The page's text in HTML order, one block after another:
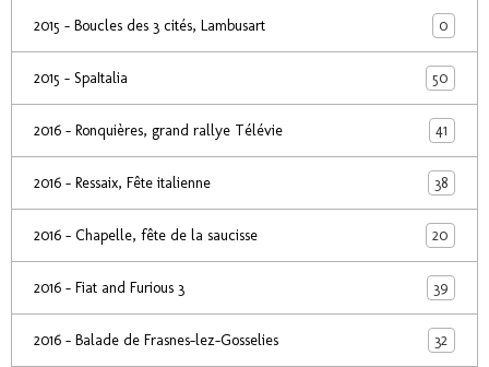
2015 - Boucles des 3 cités, Lambusart 0
2015 - SpaItalia 50
2016 - Ronquières, grand rallye Télévie 41
2016 - Ressaix, Fête italienne 38
2016 - Chapelle, fête de la saucisse 20
2016 - Fiat and Furious 3 39
2016 - Balade de Frasnes-lez-Gosselies 32